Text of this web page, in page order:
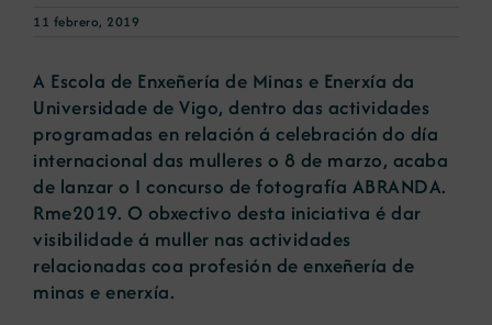
11 febrero, 2019
A Escola de Enxeñería de Minas e Enerxía da
Universidade de Vigo, dentro das actividades
programadas en relación á celebración do día
internacional das mulleres o 8 de marzo, acaba
de lanzar o I concurso de fotografía ABRANDA.
Rme2019. O obxectivo desta iniciativa é dar
visibilidade á muller nas actividades
relacionadas coa profesión de enxeñería de
minas e enerxía.